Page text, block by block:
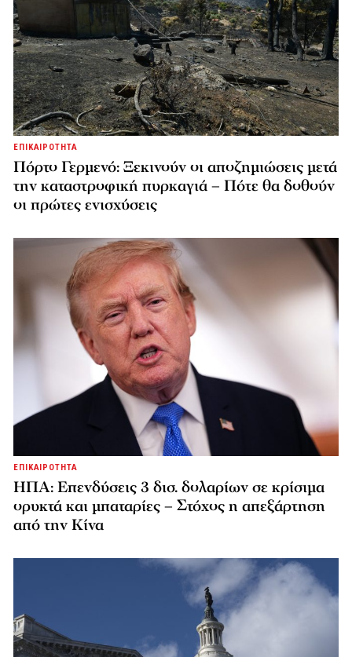
ΕΠΙΚΑΙΡΟΤΗΤΑ
Πόρτο Γερμενό: Ξεκινούν οι αποζημιώσεις μετά
την καταστροφική πυρκαγιά – Πότε θα δοθούν
οι πρώτες ενισχύσεις
ΕΠΙΚΑΙΡΟΤΗΤΑ
ΗΠΑ: Επενδύσεις 3 δισ. δολαρίων σε κρίσιμα
ορυκτά και μπαταρίες – Στόχος η απεξάρτηση
από την Κίνα